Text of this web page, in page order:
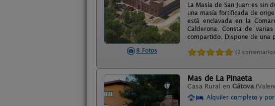
8 Fotos
La Masía de San Juan es sin
una masía fortificada de
está enclavada en la
Calderona. Consta de
compartido. Dispone de una
(2
Mas de La Pinaeta
Casa Rural en Gátova
Alquiler completo y